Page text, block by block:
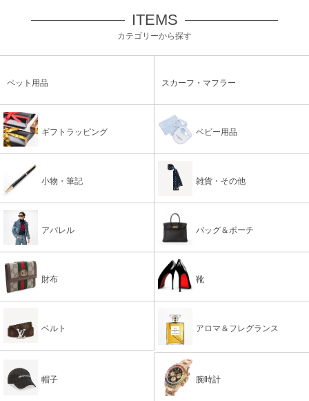
ITEMS
カテゴリーから探す
ペット用品 スカーフ・マフラー
ギフトラッピング ベビー用品
小物・筆記 雑貨・その他
アパレル バッグ＆ポーチ
財布 靴
ベルト アロマ＆フレグランス
帽子 腕時計